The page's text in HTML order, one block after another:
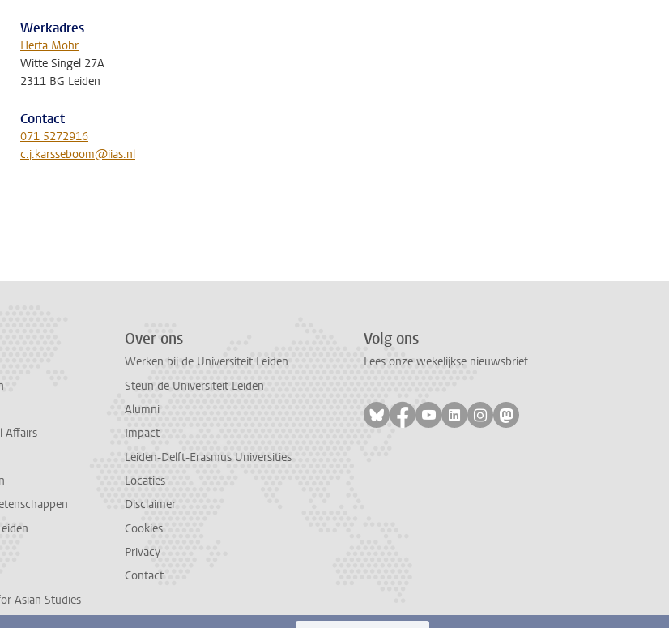
Werkadres
Herta Mohr
Witte Singel 27A
2311 BG Leiden
Contact
071 5272916
c.j.karsseboom@iias.nl
Affairs
Asian Studies
Over ons
Werken bij de Universiteit Leiden
Steun de Universiteit Leiden
Alumni
Impact
Leiden-Delft-Erasmus Universities
Locaties
Disclaimer
Cookies
Privacy
Contact
Volg ons
Lees onze wekelijkse nieuwsbrief
Volg ons op bluesky
Volg ons op facebook
Volg ons op youtube
Volg ons op linkedin
Volg ons op instagram
Volg ons op mastodon